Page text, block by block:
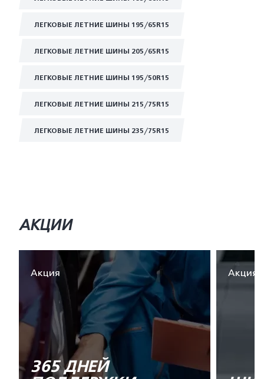
ЛЕГКОВЫЕ ЛЕТНИЕ ШИНЫ 195/65R15
ЛЕГКОВЫЕ ЛЕТНИЕ ШИНЫ 205/65R15
ЛЕГКОВЫЕ ЛЕТНИЕ ШИНЫ 195/50R15
ЛЕГКОВЫЕ ЛЕТНИЕ ШИНЫ 215/75R15
ЛЕГКОВЫЕ ЛЕТНИЕ ШИНЫ 235/75R15
АКЦИИ
Акция
365 ДНЕЙ
Акция